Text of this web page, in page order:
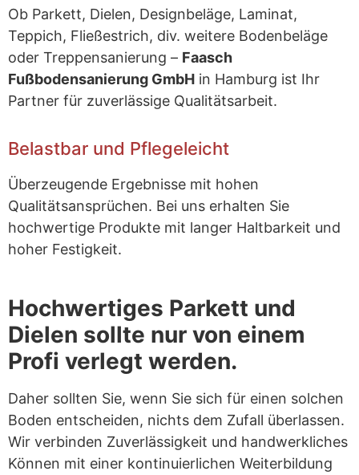
Ob Parkett, Dielen, Designbeläge, Laminat,
Teppich, Fließestrich, div. weitere Bodenbeläge
oder Treppensanierung – Faasch
Fußbodensanierung GmbH in Hamburg ist Ihr
Partner für zuverlässige Qualitätsarbeit.
Belastbar und Pflegeleicht
Überzeugende Ergebnisse mit hohen
Qualitätsansprüchen. Bei uns erhalten Sie
hochwertige Produkte mit langer Haltbarkeit und
hoher Festigkeit.
Hochwertiges Parkett und
Dielen sollte nur von einem
Profi verlegt werden.
Daher sollten Sie, wenn Sie sich für einen solchen
Boden entscheiden, nichts dem Zufall überlassen.
Wir verbinden Zuverlässigkeit und handwerkliches
Können mit einer kontinuierlichen Weiterbildung